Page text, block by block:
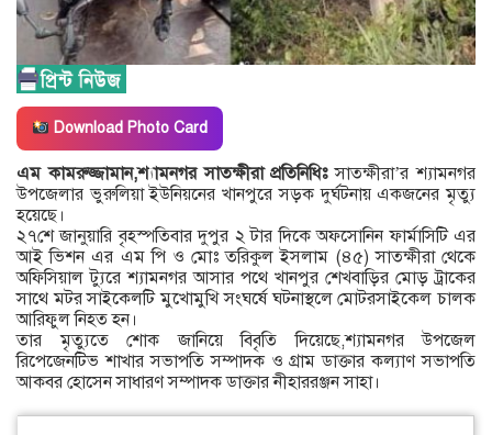
Download Photo Card
এম কামরুজ্জামান,শ্যামনগর সাতক্ষীরা প্রতিনিধিঃসাতক্ষীরা’র শ্যামনগর
উপজেলার ভুরুলিয়া ইউনিয়নের খানপুরে সড়ক দুর্ঘটনায় একজনের মৃত্যু
হয়েছে।
২৭শে জানুয়ারি বৃহস্পতিবার দুপুর ২ টার দিকে অফসোনিন ফার্মাসিটি এর
আই ভিশন এর এম পি ও মোঃ তরিকুল ইসলাম (৪৫) সাতক্ষীরা থেকে
অফিসিয়াল ট্যুরে শ্যামনগর আসার পথে খানপুর শেখবাড়ির মোড় ট্রাকের
সাথে মটর সাইকেলটি মুখোমুখি সংঘর্ষে ঘটনাস্থলে মোটরসাইকেল চালক
আরিফুল নিহত হন।
তার মৃত্যুতে শোক জানিয়ে বিবৃতি দিয়েছে,শ্যামনগর উপজেল
রিপেজেনটিভ শাখার সভাপতি সম্পাদক ও গ্রাম ডাক্তার কল্যাণ সভাপতি
আকবর হোসেন সাধারণ সম্পাদক ডাক্তার নীহাররঞ্জন সাহা।